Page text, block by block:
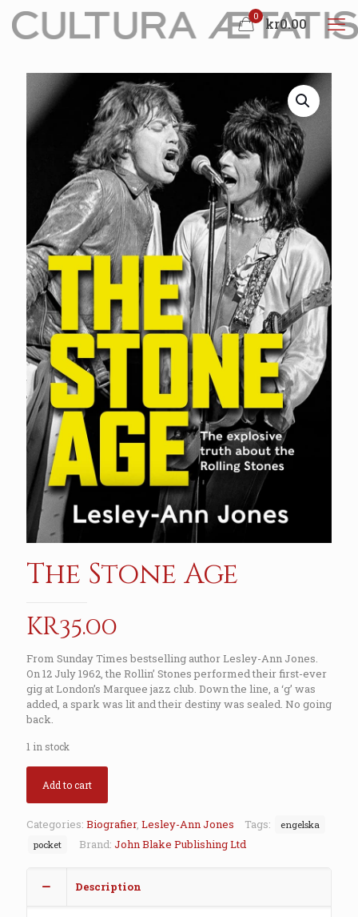
0 kr0.00
The Stone Age
kr35.00
From Sunday Times bestselling author Lesley-Ann Jones.
On 12 July 1962, the Rollin’ Stones performed their first-ever
gig at London’s Marquee jazz club. Down the line, a ‘g’ was
added, a spark was lit and their destiny was sealed. No going
back.
1 in stock
Add to cart
Categories: Biografier, Lesley-Ann Jones Tags:
engelska
pocket
Brand: John Blake Publishing Ltd
Description